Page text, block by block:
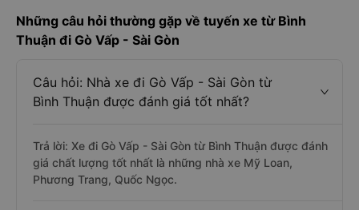
Những câu hỏi thường gặp về tuyến xe từ Bình
Thuận đi Gò Vấp - Sài Gòn
Câu hỏi: Nhà xe đi Gò Vấp - Sài Gòn từ
Bình Thuận được đánh giá tốt nhất?
Trả lời: Xe đi Gò Vấp - Sài Gòn từ Bình Thuận được đánh
giá chất lượng tốt nhất là những nhà xe Mỹ Loan,
Phương Trang, Quốc Ngọc.